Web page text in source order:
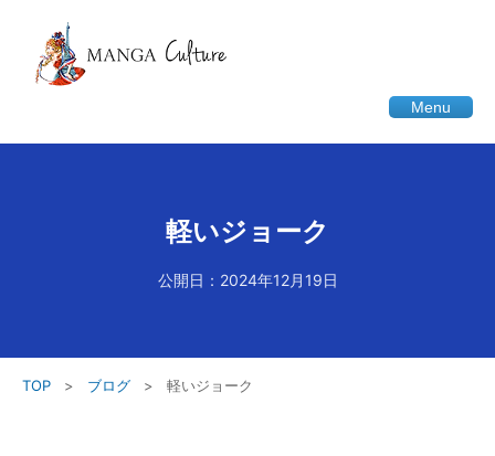
Menu
軽いジョーク
公開日：2024年12月19日
TOP > ブログ > 軽いジョーク